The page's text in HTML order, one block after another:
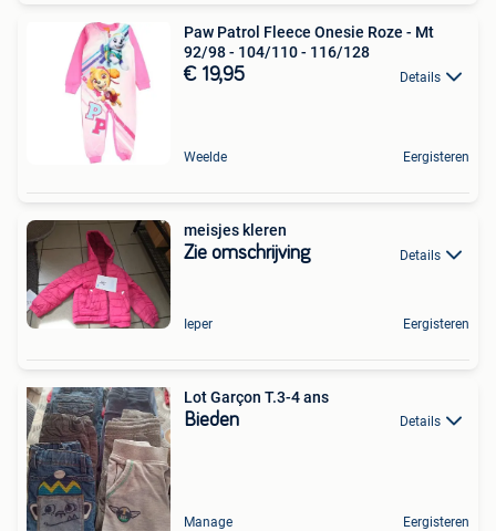
Paw Patrol Fleece Onesie Roze - Mt
92/98 - 104/110 - 116/128
€ 19,95 Details
Weelde Eergisteren
meisjes kleren
Zie omschrijving Details
Ieper Eergisteren
Lot Garçon T.3-4 ans
Bieden Details
Manage Eergisteren